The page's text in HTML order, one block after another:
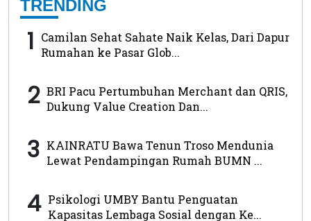
TRENDING
1 Camilan Sehat Sahate Naik Kelas, Dari Dapur
Rumahan ke Pasar Glob...
2 BRI Pacu Pertumbuhan Merchant dan QRIS,
Dukung Value Creation Dan...
3 KAINRATU Bawa Tenun Troso Mendunia
Lewat Pendampingan Rumah BUMN ...
4 Psikologi UMBY Bantu Penguatan
Kapasitas Lembaga Sosial dengan Ke...